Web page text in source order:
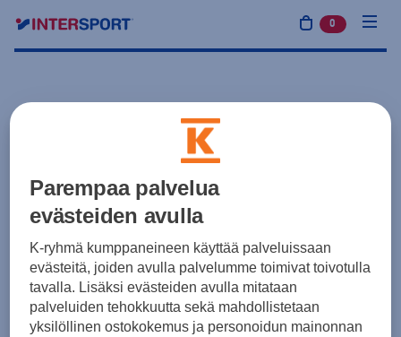
0 tuotetta
Parempaa palvelua
evästeiden avulla
K-ryhmä kumppaneineen käyttää palveluissaan
evästeitä, joiden avulla palvelumme toimivat toivotulla
tavalla. Lisäksi evästeiden avulla mitataan
palveluiden tehokkuutta sekä mahdollistetaan
yksilöllinen ostokokemus ja personoidun mainonnan